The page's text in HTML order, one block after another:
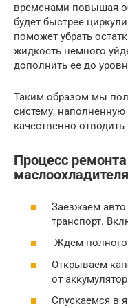
временами повышая
будет быстрее
поможет убрать
жидкость немного
дополнить ее до
Таким образом мы
систему,
качественно
Процесс
Заезжаем
транспорт.
Ждем полного
Открываем
от
Спускаемся в